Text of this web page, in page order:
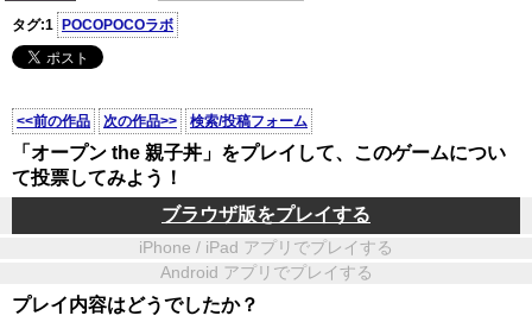
タグ:1 POCOPOCOラボ
<<前の作品 次の作品>> 検索/投稿フォーム
「オープン the 親子丼」をプレイして、このゲームについ
て投票してみよう！
ブラウザ版をプレイする
iPhone / iPad アプリでプレイする
Android アプリでプレイする
プレイ内容はどうでしたか？